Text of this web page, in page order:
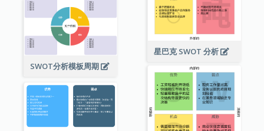
星巴克 SWOT 分析
SWOT分析模板周期